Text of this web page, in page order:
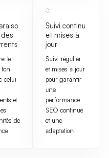
le
ton
celui
et
de
Suivi continu
et mises à
jour
Suivi régulier
et mises à jour
pour garantir
une
performance
SEO continue
et une
adaptation